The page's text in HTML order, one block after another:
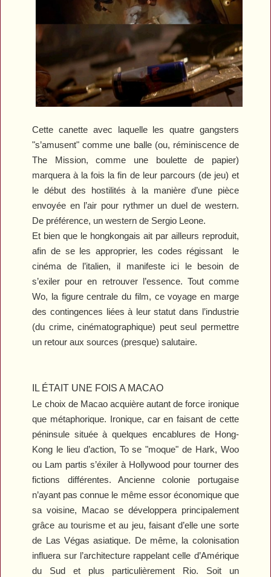
Cette canette avec laquelle les quatre gangsters
"s’amusent" comme une balle (ou, réminiscence de
The Mission, comme une boulette de papier)
marquera à la fois la fin de leur parcours (de jeu) et
le début des hostilités à la manière d’une pièce
envoyée en l’air pour rythmer un duel de western.
De préférence, un western de Sergio Leone.
Et bien que le hongkongais ait par ailleurs reproduit,
afin de se les approprier, les codes régissant
le
cinéma de l’italien, il manifeste ici le besoin de
s’exiler pour en retrouver l’essence. Tout comme
Wo, la figure centrale du film, ce voyage en marge
des contingences liées à leur statut dans l’industrie
(du crime, cinématographique) peut seul permettre
un retour aux sources (presque) salutaire.
IL ÉTAIT UNE FOIS A MACAO
Le choix de Macao acquière autant de force ironique
que métaphorique. Ironique, car en faisant de cette
péninsule située à quelques encablures de Hong-
Kong le lieu d’action, To se "moque" de Hark, Woo
ou Lam partis s’éxiler à Hollywood pour tourner des
fictions différentes. Ancienne colonie portugaise
n’ayant pas connue le même essor économique que
sa voisine, Macao se développera principalement
grâce au tourisme et au jeu, faisant d’elle une sorte
de Las Végas asiatique. De même, la colonisation
influera sur l’architecture rappelant celle d’Amérique
du Sud et plus particulièrement Rio. Soit un